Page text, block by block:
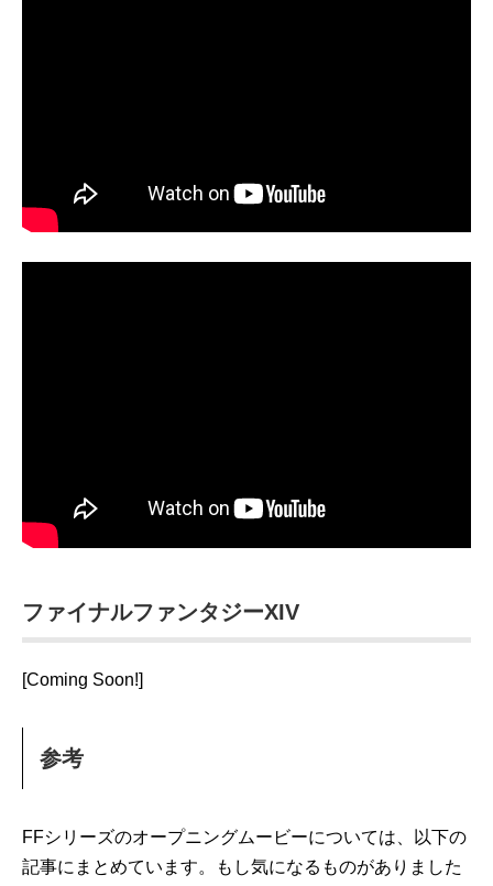
ファイナルファンタジーXIV
[Coming Soon!]
参考
FFシリーズのオープニングムービーについては、以下の
記事にまとめています。もし気になるものがありました